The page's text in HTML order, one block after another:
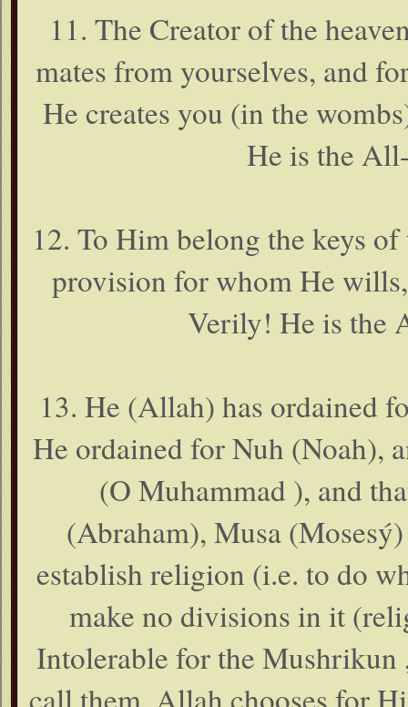
11. The Creator of the
mates from yourselves, and
He creates you (in the
He is the
12. To Him belong the keys
provision for whom He
Verily! He is the
13. He (Allah) has ordained
He ordained for Nuh (Noah),
(O Muhammad ), and
(Abraham), Musa
establish religion (i.e. to do
make no divisions in it
Intolerable for the
call them. Allah chooses for